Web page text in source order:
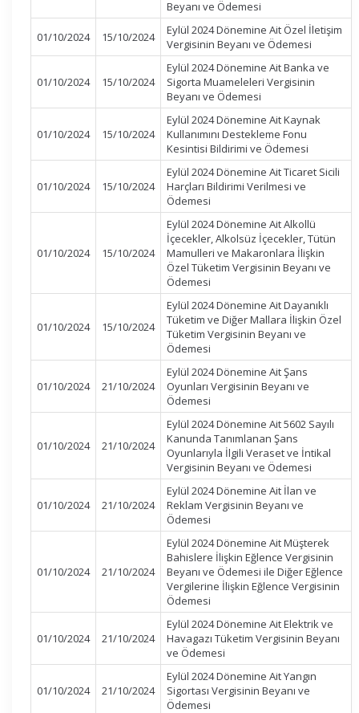
Beyanı ve Ödemesi
01/10/2024 15/10/2024
Eylül 2024 Dönemine Ait Özel İletişim
Vergisinin Beyanı ve Ödemesi
01/10/2024 15/10/2024
Eylül 2024 Dönemine Ait Banka ve
Sigorta Muameleleri Vergisinin
Beyanı ve Ödemesi
01/10/2024 15/10/2024
Eylül 2024 Dönemine Ait Kaynak
Kullanımını Destekleme Fonu
Kesintisi Bildirimi ve Ödemesi
01/10/2024 15/10/2024
Eylül 2024 Dönemine Ait Ticaret Sicili
Harçları Bildirimi Verilmesi ve
Ödemesi
01/10/2024 15/10/2024
Eylül 2024 Dönemine Ait Alkollü
İçecekler, Alkolsüz İçecekler, Tütün
Mamulleri ve Makaronlara İlişkin
Özel Tüketim Vergisinin Beyanı ve
Ödemesi
01/10/2024 15/10/2024
Eylül 2024 Dönemine Ait Dayanıklı
Tüketim ve Diğer Mallara İlişkin Özel
Tüketim Vergisinin Beyanı ve
Ödemesi
01/10/2024 21/10/2024
Eylül 2024 Dönemine Ait Şans
Oyunları Vergisinin Beyanı ve
Ödemesi
01/10/2024 21/10/2024
Eylül 2024 Dönemine Ait 5602 Sayılı
Kanunda Tanımlanan Şans
Oyunlarıyla İlgili Veraset ve İntikal
Vergisinin Beyanı ve Ödemesi
01/10/2024 21/10/2024
Eylül 2024 Dönemine Ait İlan ve
Reklam Vergisinin Beyanı ve
Ödemesi
01/10/2024 21/10/2024
Eylül 2024 Dönemine Ait Müşterek
Bahislere İlişkin Eğlence Vergisinin
Beyanı ve Ödemesi ile Diğer Eğlence
Vergilerine İlişkin Eğlence Vergisinin
Ödemesi
01/10/2024 21/10/2024
Eylül 2024 Dönemine Ait Elektrik ve
Havagazı Tüketim Vergisinin Beyanı
ve Ödemesi
01/10/2024 21/10/2024
Eylül 2024 Dönemine Ait Yangın
Sigortası Vergisinin Beyanı ve
Ödemesi